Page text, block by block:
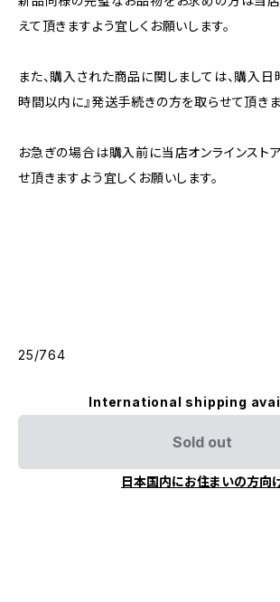
えて頂きますよう宜しくお願いします。
また、購入された商品に関しましては、購入日
時間以内に』発送手続きの方を取らせて頂きま
お急ぎの場合は購入前に当店オンラインスト
せ頂きますよう宜しくお願いします。
25/764
International shipping
Sold out
日本国内にお住まいの方向